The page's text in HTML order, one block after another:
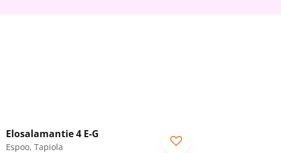
Elosalamantie 4 E-G
Espoo, Tapiola